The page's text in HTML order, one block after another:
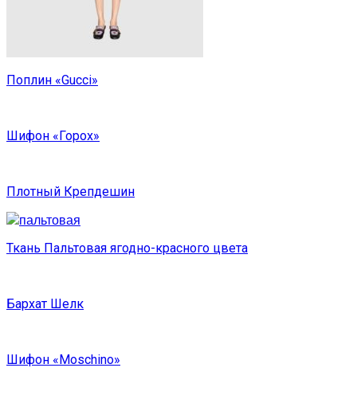
Поплин «Gucci»
Шифон «Горох»
Плотный Крепдешин
Ткань Пальтовая ягодно-красного цвета
Бархат Шелк
Шифон «Moschino»